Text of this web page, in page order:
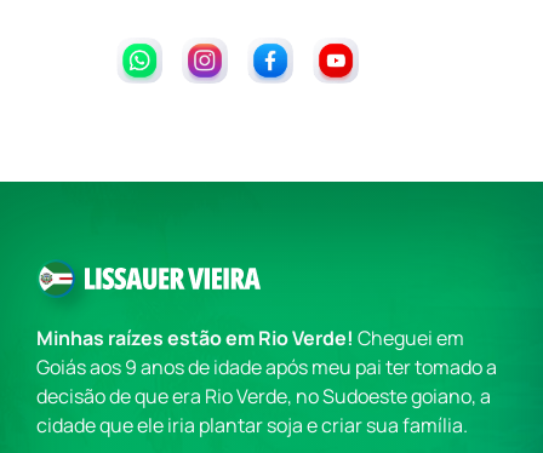
Minhas raízes estão em Rio Verde! Cheguei em
Goiás aos 9 anos de idade após meu pai ter tomado a
decisão de que era Rio Verde, no Sudoeste goiano, a
cidade que ele iria plantar soja e criar sua família.